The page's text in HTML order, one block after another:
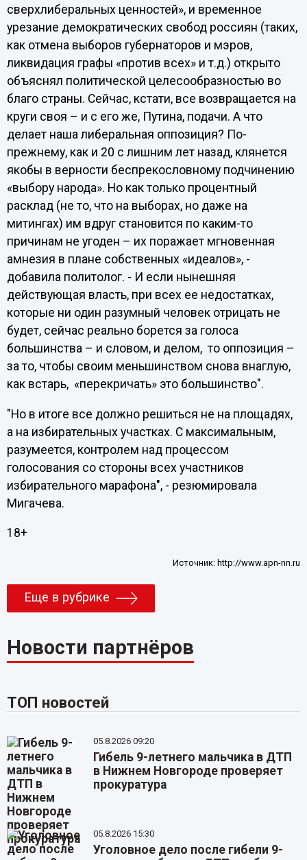
сверхлиберальных ценностей», и временное
урезание демократических свобод россиян (таких,
как отмена выборов губернаторов и мэров,
ликвидация графы «против всех» и т.д.) открыто
объяснял политической целесообразностью во
благо страны. Сейчас, кстати, все возвращается на
круги своя – и с его же, Путина, подачи. А что
делает наша либеральная оппозиция? По-
прежнему, как и 20 с лишним лет назад, клянется
якобы в верности беспрекословному подчинению
«выбору народа». Но как только процентный
расклад (не то, что на выборах, но даже на
митингах) им вдруг становится по каким-то
причинам не угоден – их поражает мгновенная
амнезия в плане собственных «идеалов», -
добавила политолог. - И если нынешняя
действующая власть, при всех ее недостатках,
которые ни один разумный человек отрицать не
будет, сейчас реально борется за голоса
большинства – и словом, и делом, то оппозиция –
за то, чтобы своим меньшинством снова внаглую,
как встарь, «перекричать» это большинство".
"Но в итоге все должно решиться не на площадях,
а на избирательных участках. С максимальным,
разумеется, контролем над процессом
голосования со стороны всех участников
избирательного марафона", - резюмировала
Мигачева.
18+
Источник: http://www.apn-nn.ru
Еще в рубрике
Новости партнёров
ТОП новостей
05.8.2026 09:20
Гибель 9-летнего мальчика в ДТП
в Нижнем Новгороде проверяет
прокуратура
05.8.2026 15:30
Уголовное дело после гибели 9-